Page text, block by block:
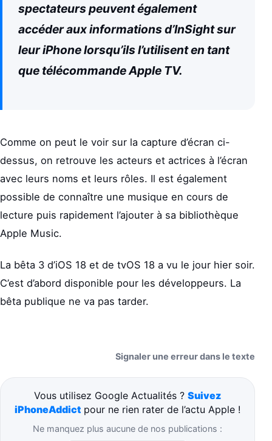
spectateurs peuvent également
accéder aux informations d’InSight sur
leur iPhone lorsqu’ils l’utilisent en tant
que télécommande Apple TV.
Comme on peut le voir sur la capture d’écran ci-
dessus, on retrouve les acteurs et actrices à l’écran
avec leurs noms et leurs rôles. Il est également
possible de connaître une musique en cours de
lecture puis rapidement l’ajouter à sa bibliothèque
Apple Music.
La bêta 3 d’iOS 18 et de tvOS 18 a vu le jour hier soir.
C’est d’abord disponible pour les développeurs. La
bêta publique ne va pas tarder.
Signaler une erreur dans le texte
Vous utilisez Google Actualités ? Suivez
iPhoneAddict pour ne rien rater de l’actu Apple !
Ne manquez plus aucune de nos publications :